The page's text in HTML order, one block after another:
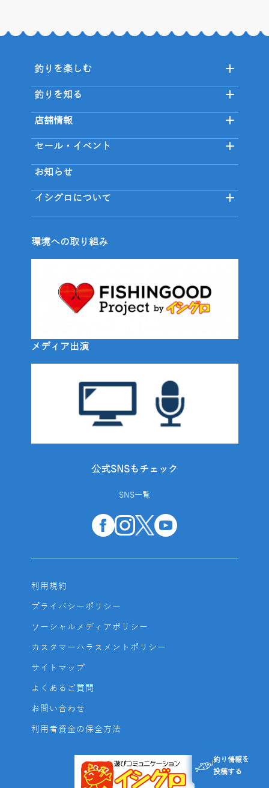
釣り情報を
投稿する
釣りを楽しむ
釣りを知る
店舗情報
セール・イベント
お知らせ
イシグロについて
環境への取り組み
メディア出演
公式SNSもチェック
SNS一覧
利用規約
プライバシーポリシー
ソーシャルメディアポリシー
カスタマーハラスメントポリシー
サイトマップ
よくあるご質問
お問い合わせ
利用者資金の保全方法